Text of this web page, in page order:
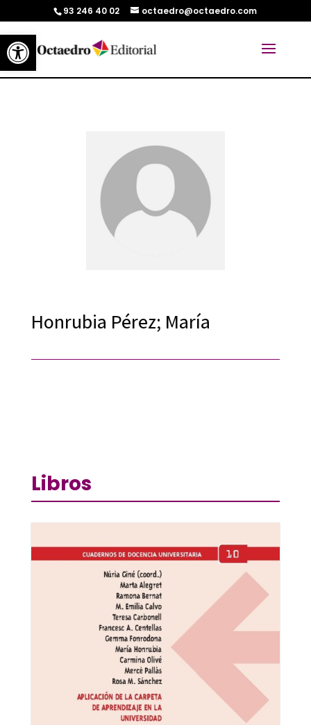
Abrir barra de herramientas
93 246 40 02 octaedro@octaedro.com
Honrubia Pérez; María
Libros